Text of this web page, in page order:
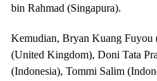
bin Rahmad (Singapura).
Kemudian, Bryan Kuang Fuyou
(United Kingdom), Doni Tata
(Indonesia), Tommi Salim